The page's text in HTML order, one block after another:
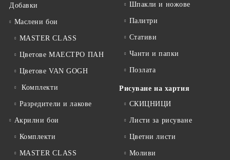
Добавки
Маслени бои
MASTER CLASS
Цветове МАЕСТРО ПАН
Цветове VAN GOGH
Комплекти
Разредители и лакове
Акрилни бои
Комплекти
MASTER CLASS
Шпакли и ножове
Палитри
Стативи
Чанти и папки
Позлата
Рисуване на хартия
СКИЦНИЦИ
Листи за рисуване
Цветни листи
Моливи